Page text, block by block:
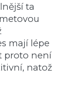
ta
mají lépe
proto není
natož